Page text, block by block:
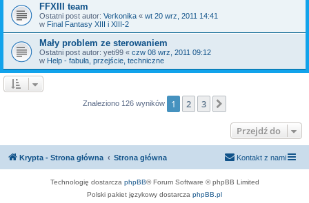
FFXIII team
Ostatni post autor: Verkonika « wt 20 wrz, 2011 14:41
w Final Fantasy XIII i XIII-2
Mały problem ze sterowaniem
Ostatni post autor: yeti99 « czw 08 wrz, 2011 09:12
w Help - fabuła, przejście, techniczne
Znaleziono 126 wyników 1 2 3
Przejdź do
Krypta - Strona główna Strona główna Kontakt z nami
Technologię dostarcza phpBB® Forum Software © phpBB Limited
Polski pakiet językowy dostarcza phpBB.pl